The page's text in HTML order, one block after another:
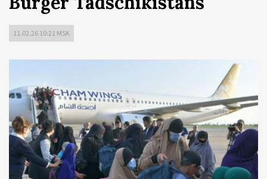
11.02.26 10:21 MSK